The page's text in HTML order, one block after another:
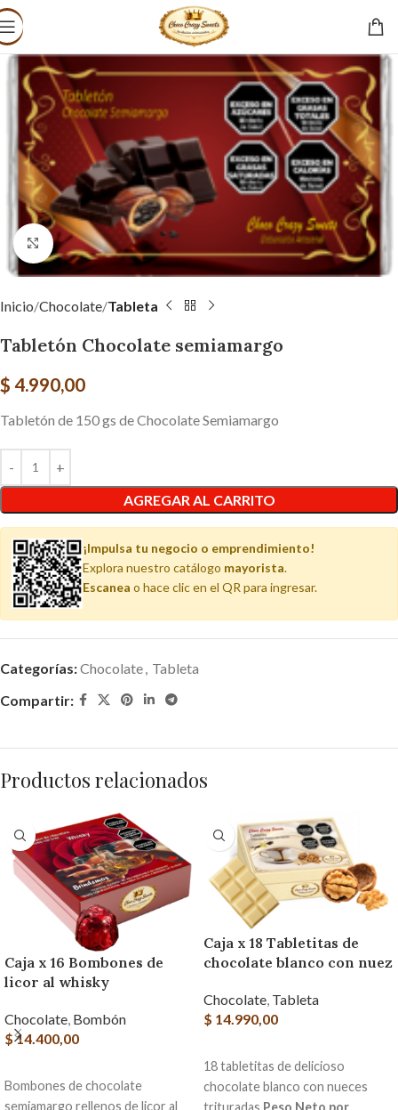
Click to enlarge
Inicio Chocolate Tableta
Tabletón Chocolate semiamargo
$ 4.990,00
Tabletón de 150 gs de Chocolate Semiamargo
AGREGAR AL CARRITO
¡Impulsa tu negocio o emprendimiento!
Explora nuestro catálogo mayorista.
Escanea o hace clic en el QR para ingresar.
Categorías:Chocolate, Tableta
Compartir:
Productos relacionados
Caja x 16 Bombones de
licor al whisky
Chocolate Bombón
$14.400,00
Bombones de chocolate
semiamargo rellenos de licor al
Caja x 18 Tabletitas de
chocolate blanco con nuez
Chocolate, Tableta
$ 14.990,00
18 tabletitas de delicioso
chocolate blanco con nueces